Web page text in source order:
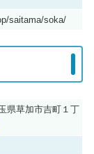
saitama/soka/
県草加市吉町１丁